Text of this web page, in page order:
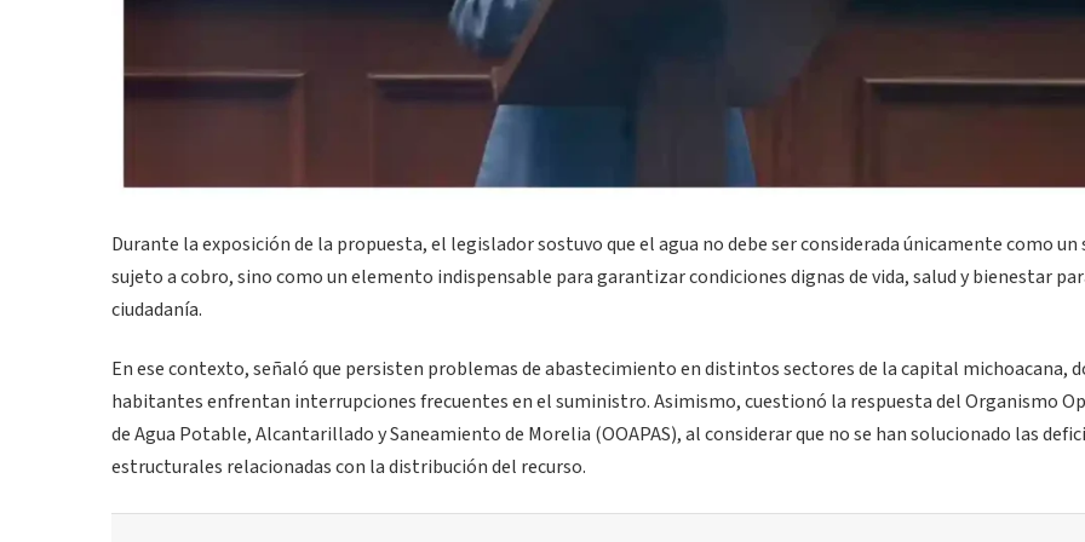
Durante la exposición de la propuesta, el legislador sostuvo que el agua no debe ser considerada únicamente como un
sujeto a cobro, sino como un elemento indispensable para garantizar condiciones dignas de vida, salud y bienestar
ciudadanía.
En ese contexto, señaló que persisten problemas de abastecimiento en distintos sectores de la capital michoacana,
habitantes enfrentan interrupciones frecuentes en el suministro. Asimismo, cuestionó la respuesta del Organismo
de Agua Potable, Alcantarillado y Saneamiento de Morelia (OOAPAS), al considerar que no se han solucionado las
estructurales relacionadas con la distribución del recurso.